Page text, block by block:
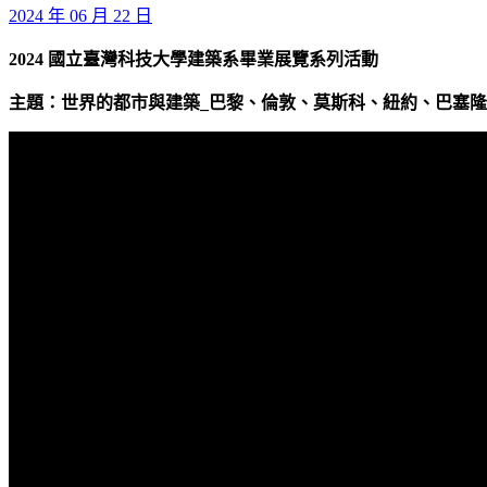
2024 年 06 月 22 日
2024 國立臺灣科技大學建築系畢業展覽系列活動
主題：世界的都市與建築_巴黎、倫敦、莫斯科、紐約、巴塞